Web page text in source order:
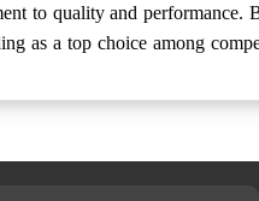
to quality and performance.
as a top choice among